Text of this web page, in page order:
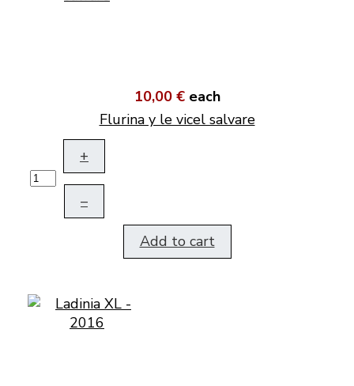
10,00 € each
Flurina y le vicel salvare
+
–
Add to cart